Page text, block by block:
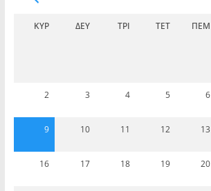
ΚΥΡ ΔΕΥ ΤΡΊ ΤΕΤ ΠΈΜ
2 3 4 5 6
9 10 11 12 13
16 17 18 19 20